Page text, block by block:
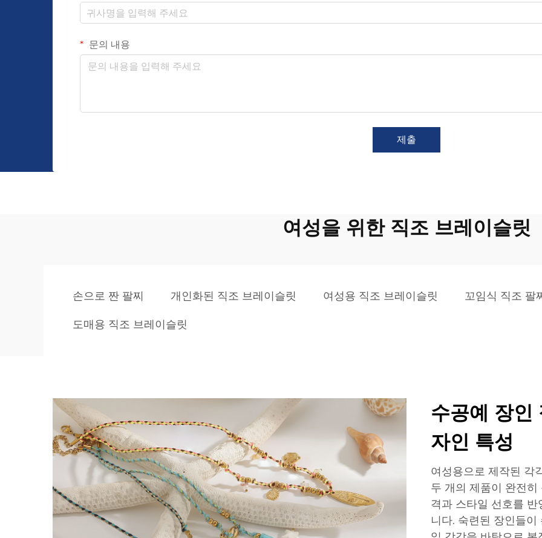
문의 내용
제출
여성을 위한 직조 브레이슬릿
손으로 짠 팔찌 개인화된 직조 브레이슬릿 여성용 직조 브레이슬릿 꼬임식 직조 팔
도매용 직조 브레이슬릿
수공예 장인
자인 특성
여성용으로 제작된 각
두 개의 제품이 완전
격과 스타일 선호를
니다. 숙련된 장인들